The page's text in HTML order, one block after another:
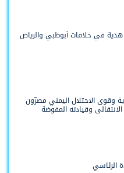
في خلافات أبوظبي والرياض
وقوى الاحتلال اليمني مصرّون
وقيادته المفوضة
الرئاسي